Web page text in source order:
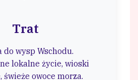
Trat
do wysp Wschodu.
lokalne życie, wioski
świeże owoce morza.